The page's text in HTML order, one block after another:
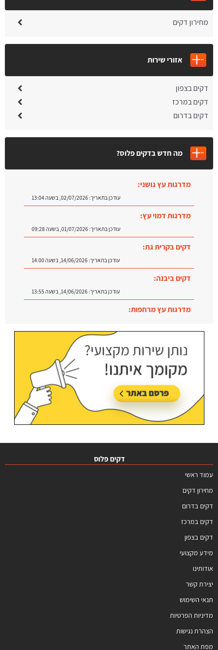
מחירון דקים
אזורי שירות
דקים בצפון
דקים במרכז
דקים בדרום
מה חדש בדקים פלוס?
מדרגות עץ גושני:
עודכן בתאריך:02/07/2026, בשעה 13:04
מדרגות דמוי עץ:
עודכן בתאריך:01/07/2026, בשעה 09:28
דקים בקרית גת:
עודכן בתאריך:14/06/2026, בשעה 14:00
דקים ביבנה:
עודכן בתאריך:14/06/2026, בשעה 13:55
מדרגות עץ מרחפות:
דקים פלוס
עמוד ראשי
מחירון דקים
דקים בדרום
דקים במרכז
דקים בצפון
מידע מקצועי
אודותינו
יצירת קשר
תנאי השימוש
מדיניות הפרטיות
הצהרת נגישות
מפת האתר